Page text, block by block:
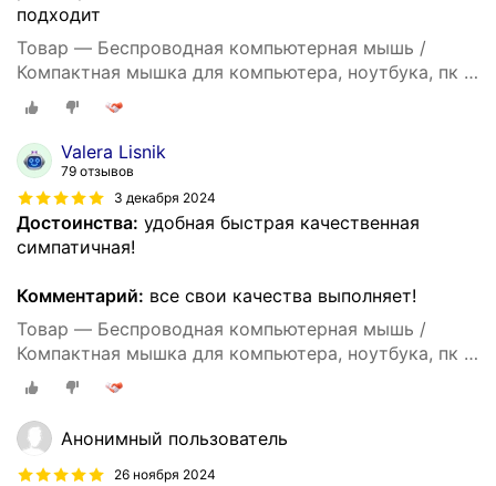
подходит
Товар — Беспроводная компьютерная мышь /
Компактная мышка для компьютера, ноутбука, пк и
макбука / Встроенный аккумулятор / Бесшумные
кнопки / Bluetooth / White
Valera Lisnik
79 отзывов
3 декабря 2024
Достоинства: удобная быстрая качественная
симпатичная!
Комментарий: все свои качества выполняет!
Товар — Беспроводная компьютерная мышь /
Компактная мышка для компьютера, ноутбука, пк и
макбука / Встроенный аккумулятор / Бесшумные
кнопки / Bluetooth / White
Анонимный пользователь
26 ноября 2024